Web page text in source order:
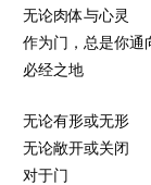
无论肉体与心灵
作为门，总是你通
必经之地
无论有形或无形
无论敞开或关闭
对于门